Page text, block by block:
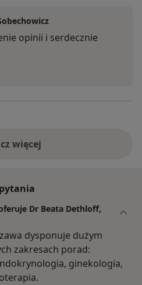
opinii i serdecznie
więcej
Dr Beata Dethloff,
dysponuje dużym
zakresach porad:
ginekologia,